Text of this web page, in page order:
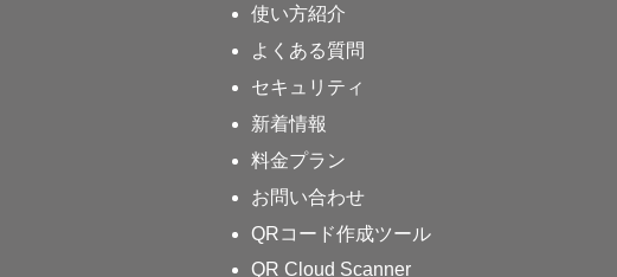
使い方紹介
よくある質問
セキュリティ
新着情報
料金プラン
お問い合わせ
QRコード作成ツール
QR Cloud Scanner